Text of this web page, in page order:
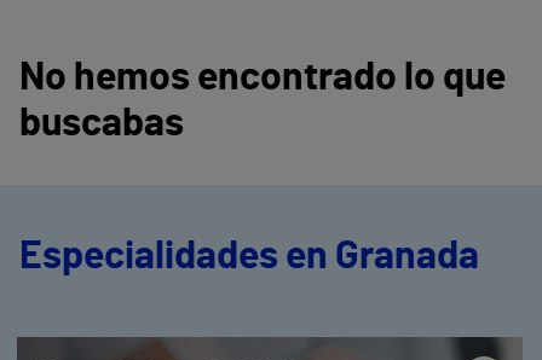
No hemos encontrado lo que
buscabas
Especialidades en Granada